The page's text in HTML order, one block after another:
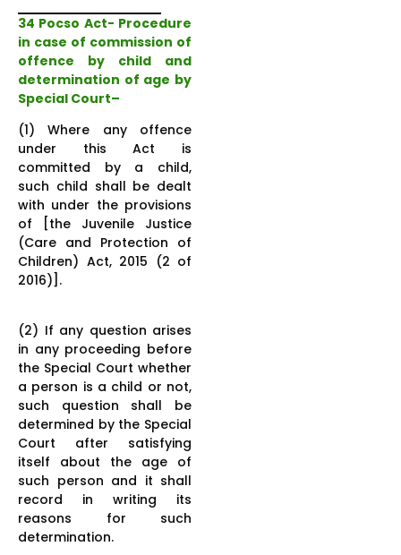
34 Pocso Act- Procedure
in case of commission of
offence by child and
determination of age by
Special Court–
(1) Where any offence
under this Act is
committed by a child,
such child shall be dealt
with under the provisions
of [the Juvenile Justice
(Care and Protection of
Children) Act, 2015 (2 of
2016)].
(2) If any question arises
in any proceeding before
the Special Court whether
a person is a child or not,
such question shall be
determined by the Special
Court after satisfying
itself about the age of
such person and it shall
record in writing its
reasons for such
determination.